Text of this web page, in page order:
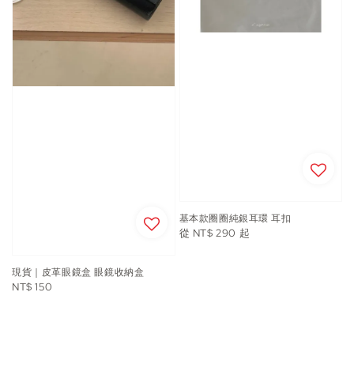
現貨｜皮革眼鏡盒 眼鏡收納盒
Regular
NT$ 150
基本款圈圈純銀耳環 耳扣
Regular
從 NT$ 290 起